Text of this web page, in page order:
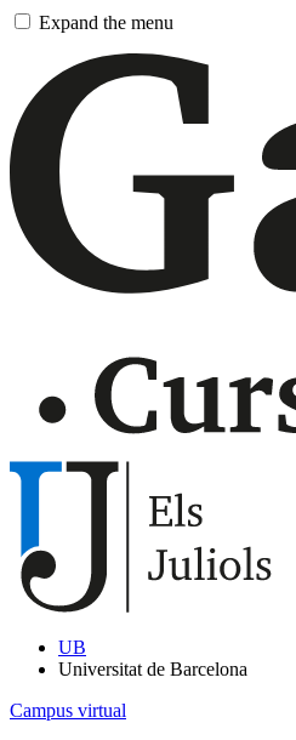
Pasar
contenido
principal
Expand the menu
UB
Universitat de Barcelona
Campus virtual